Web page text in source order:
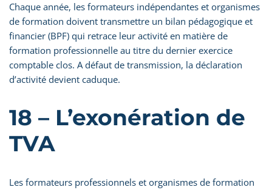
Chaque année, les formateurs indépendantes et organismes
de formation doivent transmettre un bilan pédagogique et
financier (BPF) qui retrace leur activité en matière de
formation professionnelle au titre du dernier exercice
comptable clos. A défaut de transmission, la déclaration
d’activité devient caduque.
18 – L’exonération de
TVA
Les formateurs professionnels et organismes de formation